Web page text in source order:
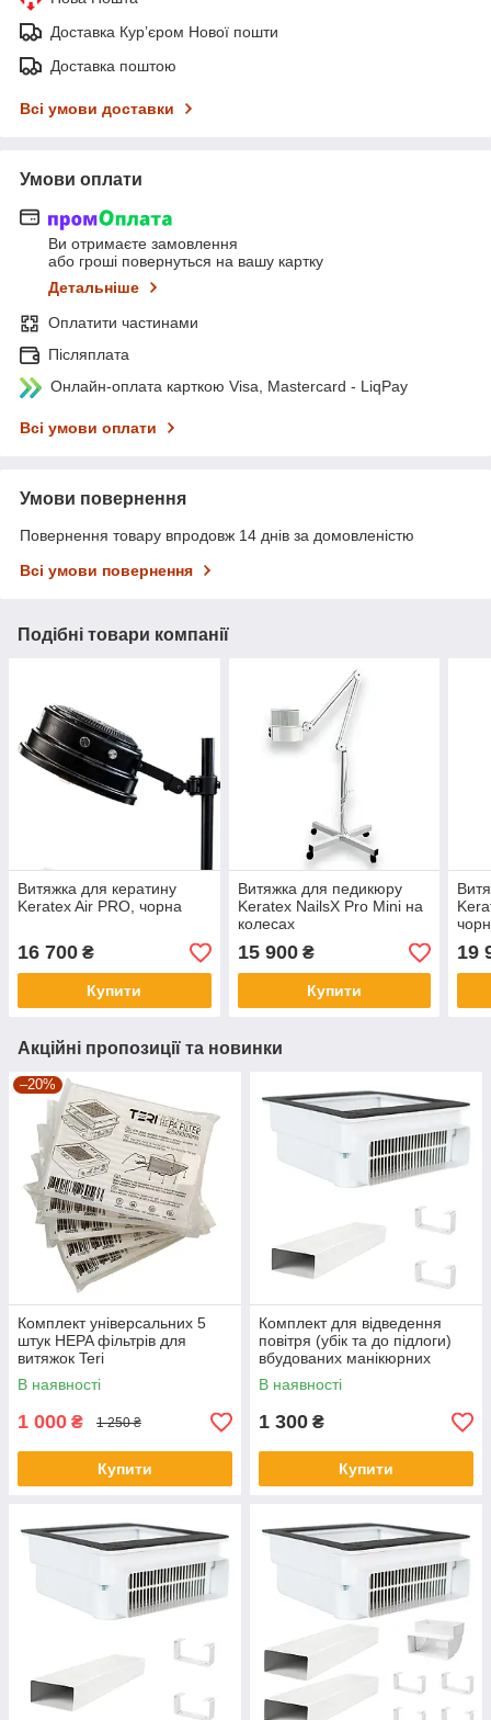
Доставка Курʼєром Нової пошти
Доставка поштою
Всі умови доставки
Умови оплати
Ви отримаєте замовлення
або гроші повернуться на вашу картку
Детальніше
Оплатити частинами
Післяплата
Онлайн-оплата карткою Visa, Mastercard - LiqPay
Всі умови оплати
Умови повернення
Повернення товару впродовж 14 днів за домовленістю
Всі умови повернення
Подібні товари компанії
Витяжка для кератину
Keratex Air PRO, чорна
16 700 ₴
Купити
Витяжка для педикюру
Keratex NailsX Pro Mini на
колесах
15 900₴
Купити
19
Акційні пропозиції та новинки
–20%
Комплект універсальних 5
штук HEPA фільтрів для
витяжок Teri
В наявності
1 000 ₴ 1 250 ₴
Купити
Комплект для відведення
повітря (убік та до підлоги)
вбудованих манікюрних
витяжок Teri Turbo / 800 (0,5
метра)
В наявності
1 300 ₴
Купити